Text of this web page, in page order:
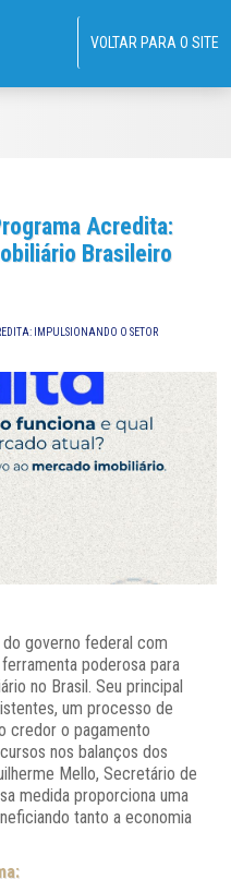
VOLTAR PARA O SITE
Acredita:
Brasileiro
IMPULSIONANDO O SETOR
governo federal com
poderosa para
no Brasil. Seu principal
um processo de
credor o pagamento
nos balanços dos
Mello, Secretário de
medida proporciona uma
tanto a economia